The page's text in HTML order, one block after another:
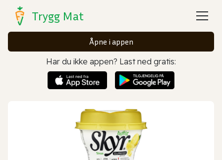
Trygg Mat
Åpne i appen
Har du ikke appen? Last ned gratis: